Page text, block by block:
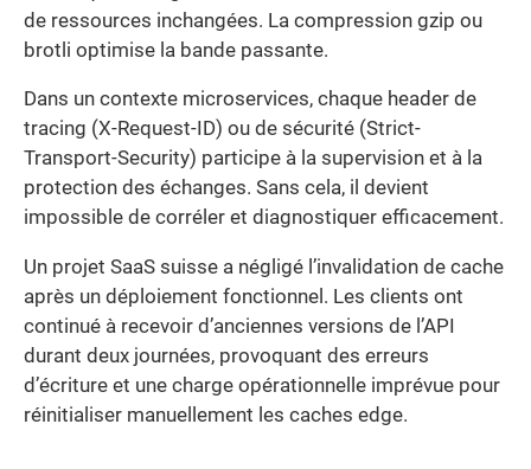
de ressources inchangées. La compression gzip ou
brotli optimise la bande passante.
Dans un contexte microservices, chaque header de
tracing (X-Request-ID) ou de sécurité (Strict-
Transport-Security) participe à la supervision et à la
protection des échanges. Sans cela, il devient
impossible de corréler et diagnostiquer efficacement.
Un projet SaaS suisse a négligé l’invalidation de cache
après un déploiement fonctionnel. Les clients ont
continué à recevoir d’anciennes versions de l’API
durant deux journées, provoquant des erreurs
d’écriture et une charge opérationnelle imprévue pour
réinitialiser manuellement les caches edge.